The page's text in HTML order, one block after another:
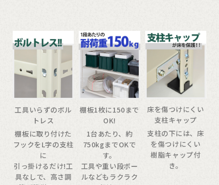
工具いらずのボル
トレス
棚板に取り付けた
フックをL字の支柱
に
引っ掛けるだけ!工
具なしで、高さ調
棚板1枚に150まで
OK!
1台あたり、約
750kgまでOKで
す。
工具や重い段ボー
ルなどもラクラク
床を傷つけにくい
支柱キャップ
支柱の下には、床
を傷つけにくい
樹脂キャップ付
き。